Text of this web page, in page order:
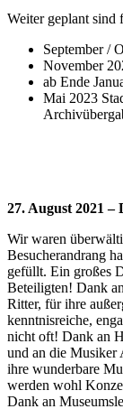
Weiter geplant sind
September /
November
ab Ende
Mai 2023
27. August 2021 –
Wir waren
Besucherandrang
gefüllt. Ein großes
Beteiligten! Dank
Ritter, für ihre
kenntnisreiche,
nicht oft! Dank an
und an die Musiker
ihre wunderbare
werden wohl
Dank an